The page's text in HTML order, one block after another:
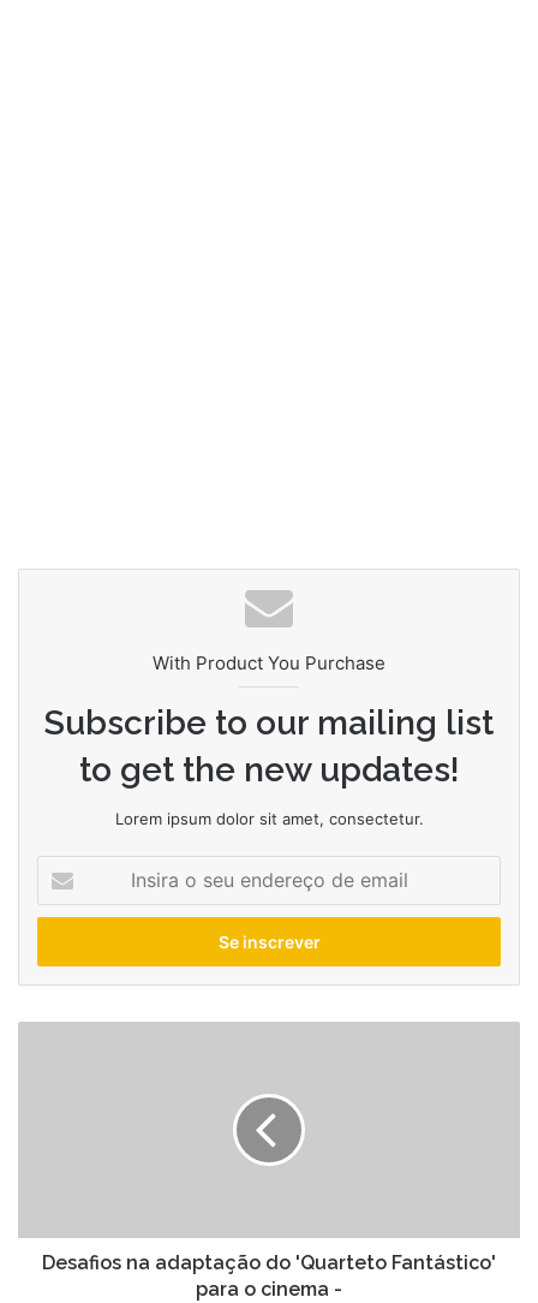
With Product You Purchase
Subscribe to our mailing list
to get the new updates!
Lorem ipsum dolor sit amet, consectetur.
seu
de
email
cinema
Desafios na adaptação do 'Quarteto Fantástico'
para o cinema -